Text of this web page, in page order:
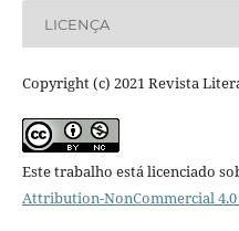
LICENÇA
Copyright (c) 2021 Revista
Este trabalho está licenciado
Attribution-NonCommercial